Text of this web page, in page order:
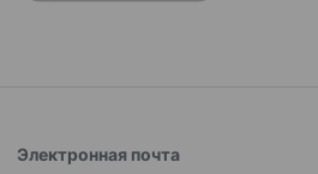
Электронная почта